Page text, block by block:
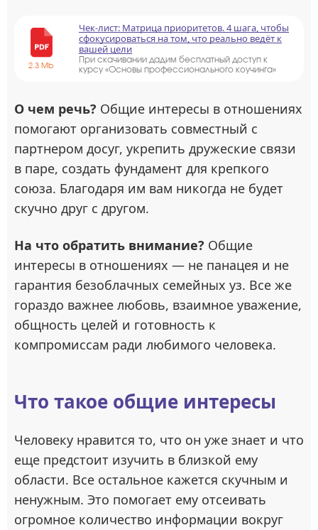
2.3 Mb
Чек-лист: Матрица приоритетов. 4 шага, чтобы
сфокусироваться на том, что реально ведёт к
вашей цели
При скачивании дадим бесплатный доступ к
курсу «Основы профессионального коучинга»
О чем речь? Общие интересы в отношениях
помогают организовать совместный с
партнером досуг, укрепить дружеские связи
в паре, создать фундамент для крепкого
союза. Благодаря им вам никогда не будет
скучно друг с другом.
На что обратить внимание? Общие
интересы в отношениях — не панацея и не
гарантия безоблачных семейных уз. Все же
гораздо важнее любовь, взаимное уважение,
общность целей и готовность к
компромиссам ради любимого человека.
Что такое общие интересы
Человеку нравится то, что он уже знает и что
еще предстоит изучить в близкой ему
области. Все остальное кажется скучным и
ненужным. Это помогает ему отсеивать
огромное количество информации вокруг